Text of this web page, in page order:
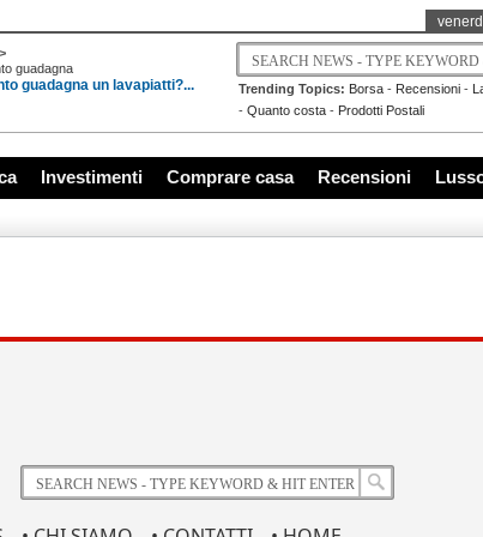
guadagna
guadagna un lavapiatti?... Trending Topics: Borsa - Recensioni -
- Quanto costa - Prodotti Postali
Investimenti Comprare casa Recensioni